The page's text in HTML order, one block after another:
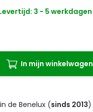
3 - 5 werkdagen
In mijn winkelwagen
de Benelux (sinds 2013)